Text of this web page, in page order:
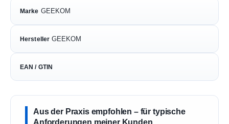
Marke GEEKOM
Hersteller GEEKOM
EAN / GTIN
Aus der Praxis empfohlen – für typische
Anforderungen meiner Kunden